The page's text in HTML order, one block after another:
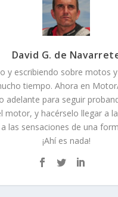
David G. de
y escribiendo sobre motos
tiempo. Ahora en
adelante para seguir
motor, y hacérselo llegar a
las sensaciones de una
¡Ahí es nada!